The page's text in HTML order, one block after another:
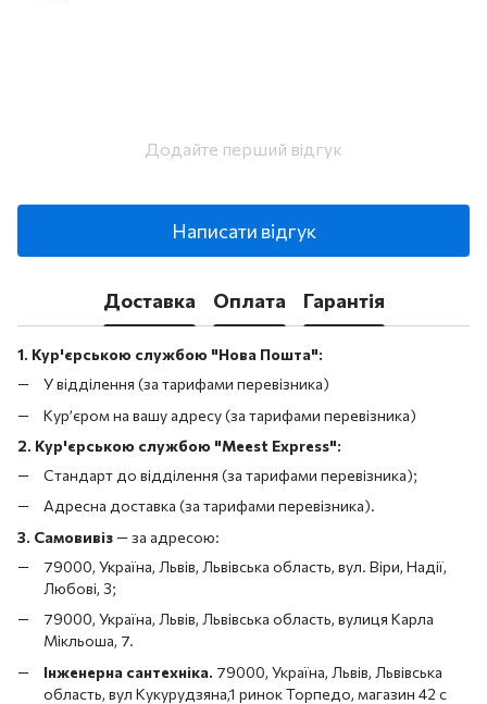
Додайте перший відгук
Написати відгук
Доставка Оплата Гарантія
1. Кур'єрською службою "Нова Пошта":
У відділення (за тарифами перевізника)
Кур’єром на вашу адресу (за тарифами перевізника)
2. Кур'єрською службою "Meest Express":
Стандарт до відділення (за тарифами перевізника);
Адресна доставка (за тарифами перевізника).
3. Самовивіз—за адресою:
79000, Україна, Львів, Львівська область, вул. Віри, Надії,
Любові, 3;
79000, Україна, Львів, Львівська область, вулиця Карла
Мікльоша, 7.
Інженерна сантехніка. 79000, Україна, Львів, Львівська
область, вул Кукурудзяна,1 ринок Торпедо, магазин 42 с